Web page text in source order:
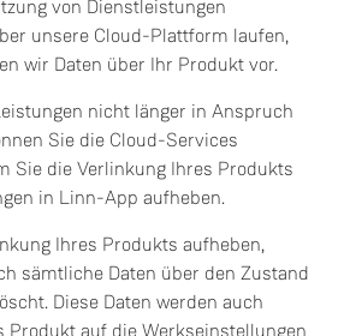
von Dienstleistungen
unsere Cloud-Plattform laufen,
wir Daten über Ihr Produkt vor.
nicht länger in Anspruch
Sie die Cloud-Services
Sie die Verlinkung Ihres Produkts
in Linn-App aufheben.
Ihres Produkts aufheben,
sämtliche Daten über den Zustand
Diese Daten werden auch
Produkt auf die Werkseinstellungen